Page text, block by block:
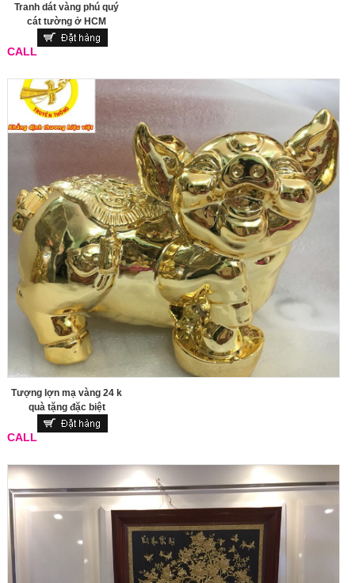
Tranh dát vàng phú quý
cát tường ở HCM
CALL
Tượng lợn mạ vàng 24 k
quà tặng đặc biệt
CALL